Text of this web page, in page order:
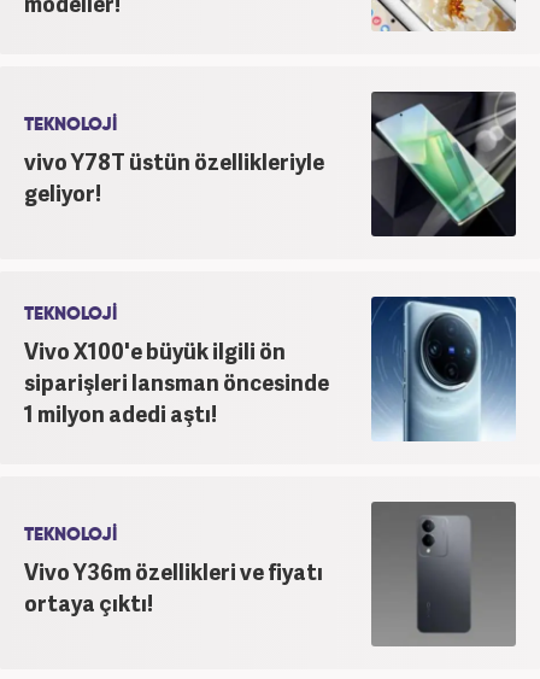
TEKNOLOJİ
vivo Y78T üstün özellikleriyle
geliyor!
TEKNOLOJİ
Vivo X100'e büyük ilgili ön
siparişleri lansman öncesinde
1 milyon adedi aştı!
TEKNOLOJİ
Vivo Y36m özellikleri ve fiyatı
ortaya çıktı!